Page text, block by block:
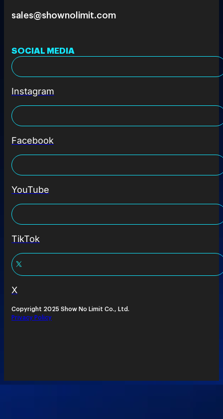
sales@shownolimit.com
SOCIAL MEDIA
Instagram
Facebook
YouTube
TikTok
X
Copyright 2025 Show No Limit Co., Ltd.
Privacy Policy